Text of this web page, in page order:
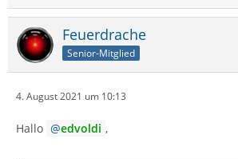
Feuerdrache
Senior-Mitglied
4. August 2021 um 10:13
Hallo edvoldi ,